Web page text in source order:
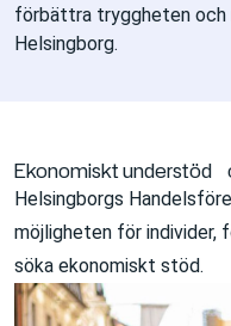
förbättra tryggheten och
Helsingborg.
Ekonomiskt understöd
Helsingborgs
möjligheten för individer,
söka ekonomiskt stöd.